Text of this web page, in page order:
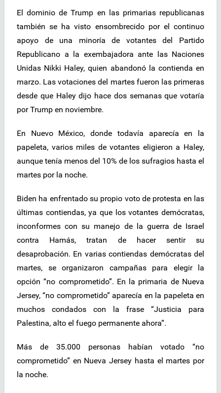
El dominio de Trump en las primarias republicanas
también se ha visto ensombrecido por el continuo
apoyo de una minoría de votantes del Partido
Republicano a la exembajadora ante las Naciones
Unidas Nikki Haley, quien abandonó la contienda en
marzo. Las votaciones del martes fueron las primeras
desde que Haley dijo hace dos semanas que votaría
por Trump en noviembre.
En Nuevo México, donde todavía aparecía en la
papeleta, varios miles de votantes eligieron a Haley,
aunque tenía menos del 10% de los sufragios hasta el
martes por la noche.
Biden ha enfrentado su propio voto de protesta en las
últimas contiendas, ya que los votantes demócratas,
inconformes con su manejo de la guerra de Israel
contra Hamás, tratan de hacer sentir su
desaprobación. En varias contiendas demócratas del
martes, se organizaron campañas para elegir la
opción “no comprometido”. En la primaria de Nueva
Jersey, “no comprometido” aparecía en la papeleta en
muchos condados con la frase “Justicia para
Palestina, alto el fuego permanente ahora”.
Más de 35.000 personas habían votado “no
comprometido” en Nueva Jersey hasta el martes por
la noche.